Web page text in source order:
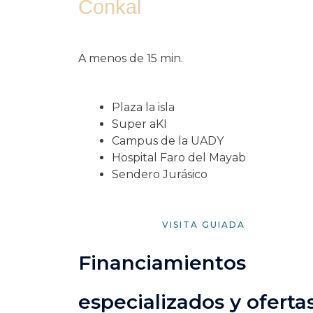
Conkal
A menos de 15 min.
Plaza la isla
Super aKI
Campus de la UADY
Hospital Faro del Mayab
Sendero Jurásico
VISITA GUIADA
Financiamientos
especializados y